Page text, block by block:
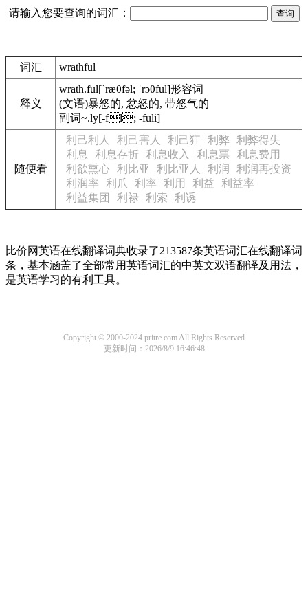
请输入您要查询的词汇：
词汇 wrathful
释义
wrath.ful[`ræθfəl; ˈrɔθful]形容词
(文语)暴怒的, 忿怒的, 带怒气的
副词~.ly[-fl; -fuli]
随便看
利己利人 利己害人 利己狂 利弊 利弊得失
利息
利息存折 利息收入 利息票
利息费用
利欲熏心 利比亚 利比亚人 利润
利润再投资
利润率
利爪 利率 利用 利益
利益率
利益集团
利禄 利索 利诱
比价网英语在线翻译词典收录了213587条英语词汇在线翻译词
条，基本涵盖了全部常用英语词汇的中英文双语翻译及用法，
是英语学习的有利工具。
Copyright © 2000-2024 pritre.com All Rights Reserved
更新时间：2026/8/9 16:46:48